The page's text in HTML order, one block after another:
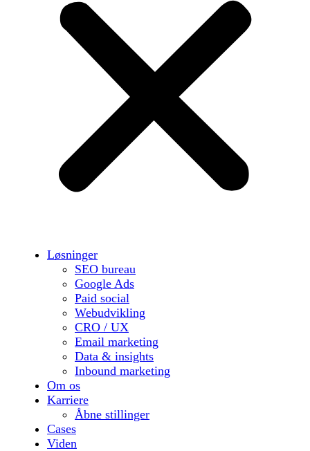
Løsninger
SEO bureau
Google Ads
Paid social
Webudvikling
CRO / UX
Email marketing
Data & insights
Inbound marketing
Om os
Karriere
Åbne stillinger
Cases
Viden